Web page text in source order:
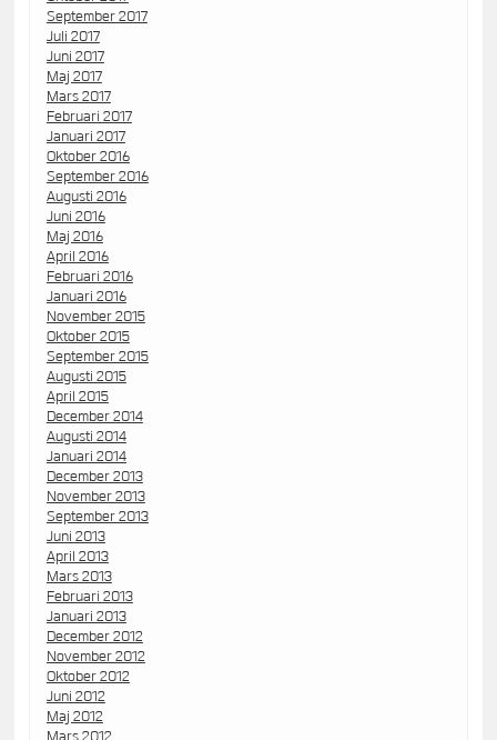
September 2017
Juli 2017
Juni 2017
Maj 2017
Mars 2017
Februari 2017
Januari 2017
Oktober 2016
September 2016
Augusti 2016
Juni 2016
Maj 2016
April 2016
Februari 2016
Januari 2016
November 2015
Oktober 2015
September 2015
Augusti 2015
April 2015
December 2014
Augusti 2014
Januari 2014
December 2013
November 2013
September 2013
Juni 2013
April 2013
Mars 2013
Februari 2013
Januari 2013
December 2012
November 2012
Oktober 2012
Juni 2012
Maj 2012